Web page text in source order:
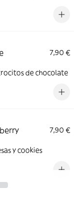
7,90 €
de chocolate
7,90 €
y cookies